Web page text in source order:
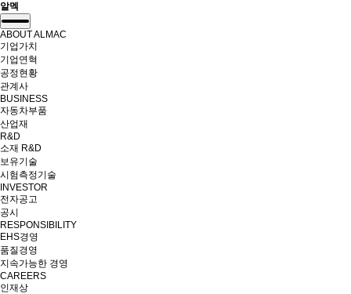
알멕
Toggle
navigation
ABOUT ALMAC
기업가치
기업연혁
공정현황
관계사
BUSINESS
자동차부품
산업재
R&D
소재 R&D
보유기술
시험측정기술
INVESTOR
전자공고
공시
RESPONSIBILITY
EHS경영
품질경영
지속가능한 경영
CAREERS
인재상